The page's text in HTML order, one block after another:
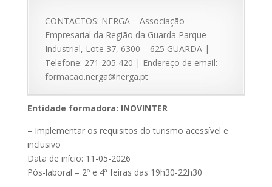
CONTACTOS: NERGA – Associação
Empresarial da Região da Guarda Parque
Industrial, Lote 37, 6300 – 625 GUARDA |
Telefone: 271 205 420 | Endereço de email:
formacao.nerga@nerga.pt
Entidade formadora: INOVINTER
– Implementar os requisitos do turismo acessível e
inclusivo
Data de início: 11-05-2026
Pós-laboral – 2º e 4ª feiras das 19h30-22h30